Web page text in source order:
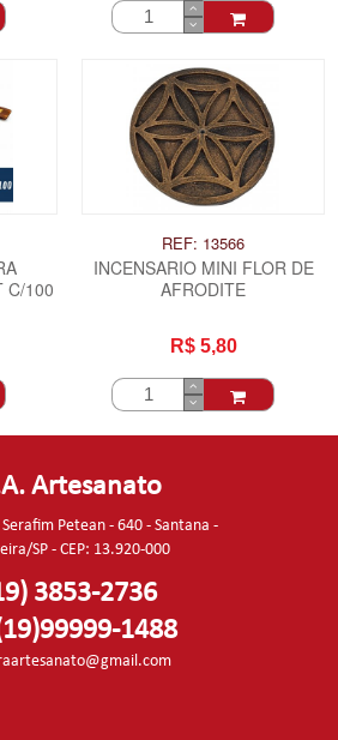
C/100
REF: 13566
INCENSARIO MINI FLOR DE
AFRODITE
R$ 5,80
Artesanato
Petean - 640 - Santana -
SP - CEP: 13.920-000
3853-2736
1488